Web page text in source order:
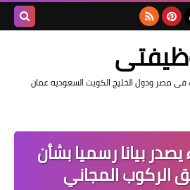
فى مصر ودول الخليج الكويت السعوديه عمان
بيانا رسميا بشأن
الركوب المجاني